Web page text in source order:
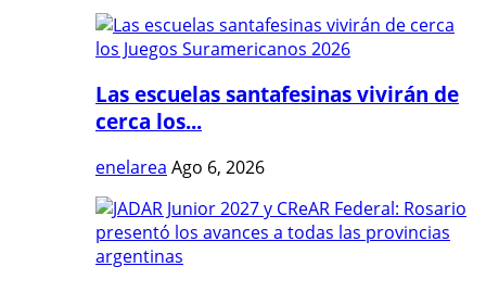
Las escuelas santafesinas vivirán de
cerca los...
enelarea Ago 6, 2026